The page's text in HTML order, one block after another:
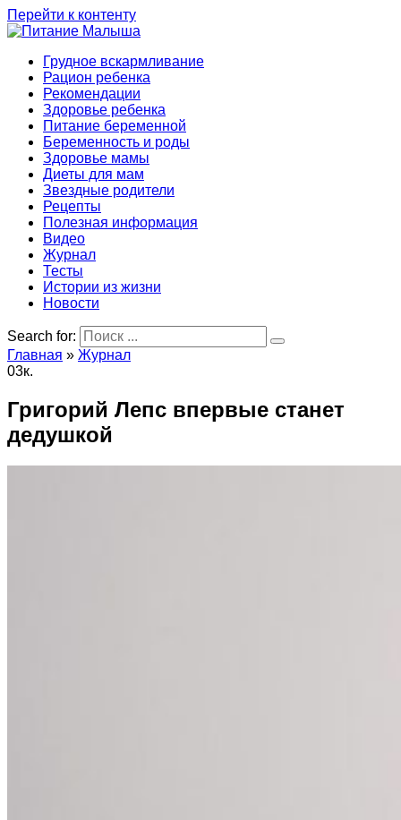
Перейти к контенту
Грудное вскармливание
Рацион ребенка
Рекомендации
Здоровье ребенка
Питание беременной
Беременность и роды
Здоровье мамы
Диеты для мам
Звездные родители
Рецепты
Полезная информация
Видео
Журнал
Тесты
Истории из жизни
Новости
Search for:
Главная » Журнал
03к.
Григорий Лепс впервые станет
дедушкой